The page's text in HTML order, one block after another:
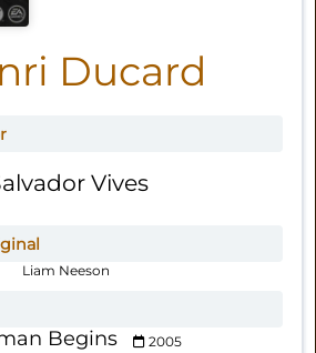
Ducard
Vives
Liam Neeson
Begins 2005